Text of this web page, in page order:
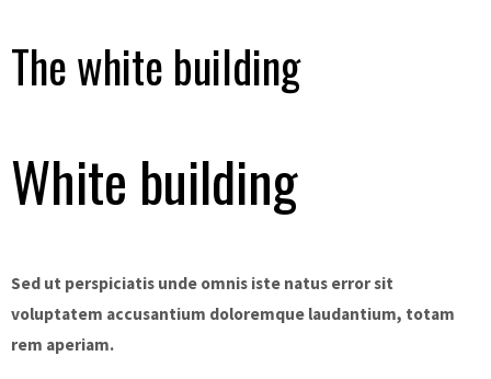
The white building
White building
Sed ut perspiciatis unde omnis iste natus error sit
voluptatem accusantium doloremque laudantium, totam
rem aperiam.